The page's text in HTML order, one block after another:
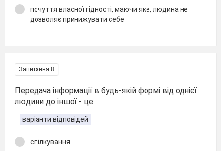
почуття власної гідності, маючи яке, людина не
дозволяє принижувати себе
Запитання 8
Передача інформації в будь-якій формі від однієї
людини до іншої - це
варіанти відповідей
спілкування